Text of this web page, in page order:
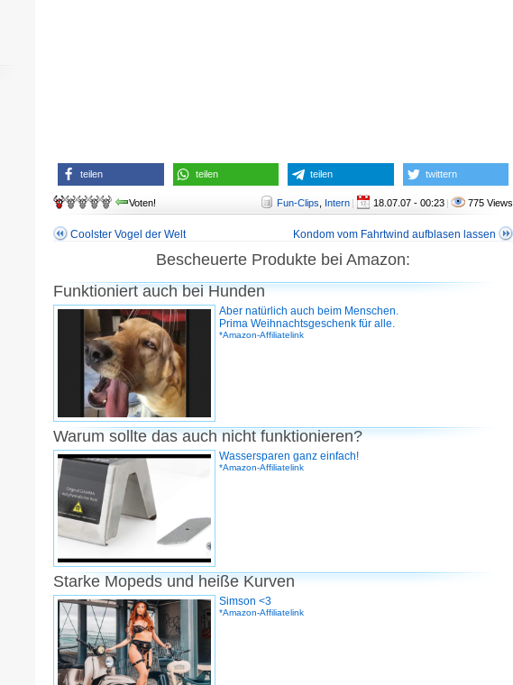
teilen teilen teilen twittern
Voten! Fun-Clips Intern | 18.07.07 - 00:23 | 775 Views
Coolster Vogel der Welt Kondom vom Fahrtwind aufblasen lassen
Bescheuerte Produkte bei Amazon:
Funktioniert auch bei Hunden
Aber natürlich auch beim Menschen.
Prima Weihnachtsgeschenk für alle.
*Amazon-Affiliatelink
Warum sollte das auch nicht funktionieren?
Wassersparen ganz einfach!
*Amazon-Affiliatelink
Starke Mopeds und heiße Kurven
Simson <3
*Amazon-Affiliatelink